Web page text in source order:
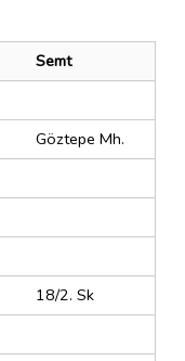
Semt
Göztepe Mh.
18/2. Sk